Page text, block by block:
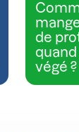
de
végé ?